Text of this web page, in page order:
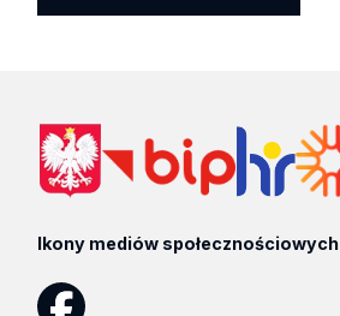
Ikony mediów społecznościowych